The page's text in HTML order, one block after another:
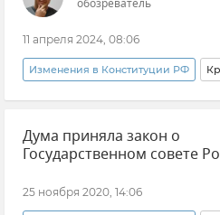
11 апреля 2024, 08:06
Изменения в Конституции РФ
Эксклюзивы РИА Новости Крым
Закон и право Общество
Россия
Григорий Демидов
Дума приняла закон о
Государственном совете
25 ноября 2020, 14:06